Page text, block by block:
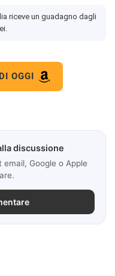
riceve un guadagno dagli
OGGI
discussione
Google o Apple